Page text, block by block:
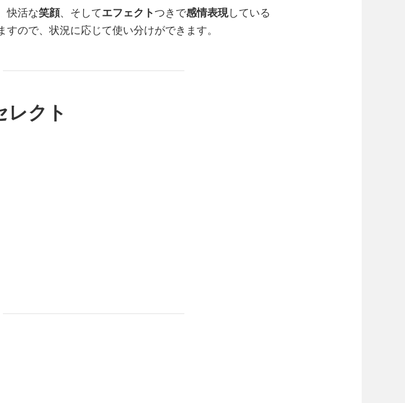
快活な笑顔、そしてエフェクトつきで感情表現している
すので、状況に応じて使い分けができます。
レクト